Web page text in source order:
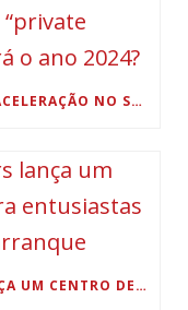
APÓS RECORDES EM 2021 E A DESACELERAÇÃO NO SETOR DE “PRIVATE EQUITY” EM 2023, COMO SERÁ O ANO 2024?
A UNION VENTURE BUILDERS LANÇA UM CENTRO DE INVESTIDORES PARA ENTUSIASTAS DE EMPRESAS EM FASE DE ARRANQUE